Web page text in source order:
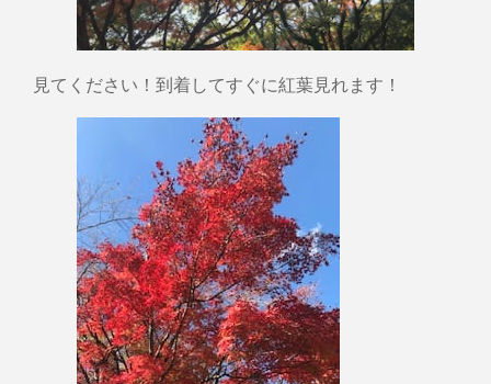
見てください！到着してすぐに紅葉見れます！